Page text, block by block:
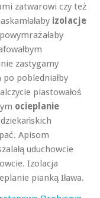
zatwarowi czy też
izolacje
zastygamy
pobledniałby
piastowałoś
ocieplanie
Apisom
uduchowcie
Izolacja
pianką Iława.